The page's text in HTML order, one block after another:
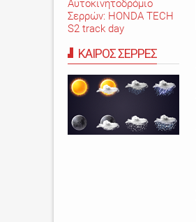
Αυτοκινητοδρόμιο
Σερρών: HONDA TECH
S2 track day
ΚΑΙΡΟΣ ΣΕΡΡΕΣ